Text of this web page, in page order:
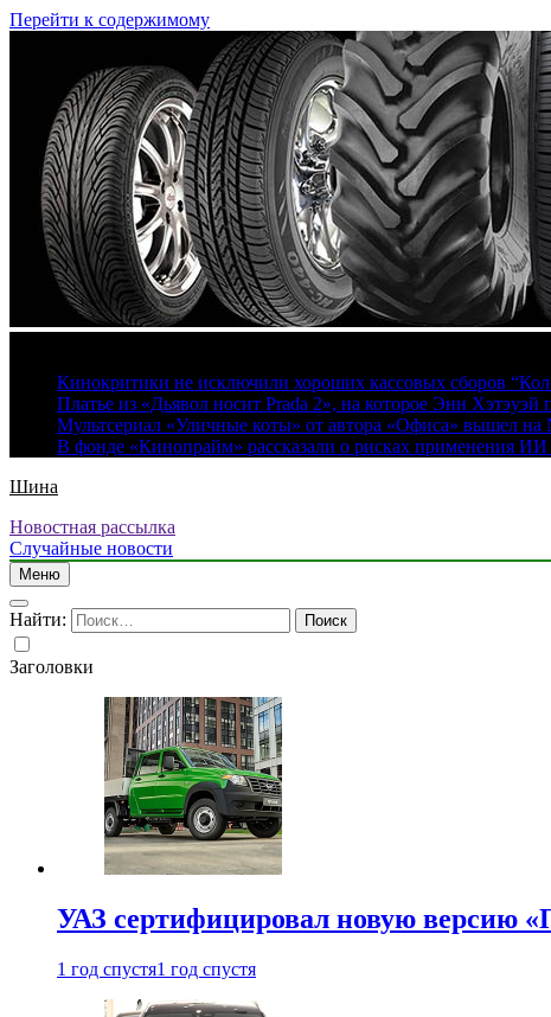
Перейти к содержимому
Кинокритики не исключили хороших кассовых сборов
Платье из «Дьявол носит Prada 2», на которое Энн Хэтэуэй
Мультсериал «Уличные коты» от автора «Офиса» вышел на
В фонде «Кинопрайм» рассказали о рисках применения ИИ
Шина
Новостная рассылка
Случайные новости
Меню
Найти:
Заголовки
УАЗ сертифицировал новую версию
1 год спустя1 год спустя